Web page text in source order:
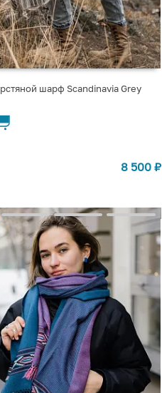
шарф Scandinavia Grey
8 500 ₽